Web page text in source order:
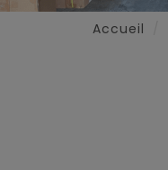
Accueil